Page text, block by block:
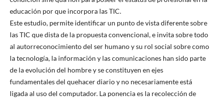
educación por que incorpora las TIC.
Este estudio, permite identificar un punto de vista diferente sobre
las TIC que dista de la propuesta convencional, e invita sobre todo
al autorreconocimiento del ser humano y su rol social sobre como
la tecnología, la información y las comunicaciones han sido parte
de la evolución del hombre y se constituyen en ejes
fundamentales del quehacer diario y no necesariamente está
ligada al uso del computador. La ponencia es la recolección de